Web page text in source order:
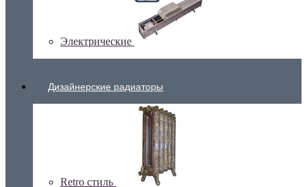
Электрические
Дизайнерские радиаторы
Retro стиль